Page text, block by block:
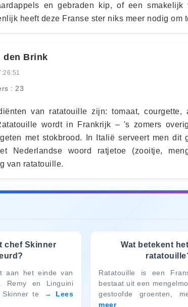
en gebraden kip, of een smakelijk
heeft deze Franse ster niks meer nodig om
den Brink
: 23
van ratatouille zijn: tomaat, courgette,
wordt in Frankrijk – 's zomers
met stokbrood. In Italië serveert men dit
Nederlandse woord ratjetoe (zooitje,
van ratatouille.
chef Skinner
aan het einde van
Remy en Linguini
te
Lees
Wat betekent
Ratatouille is een
bestaat uit een
gestoofde groenten,
meer